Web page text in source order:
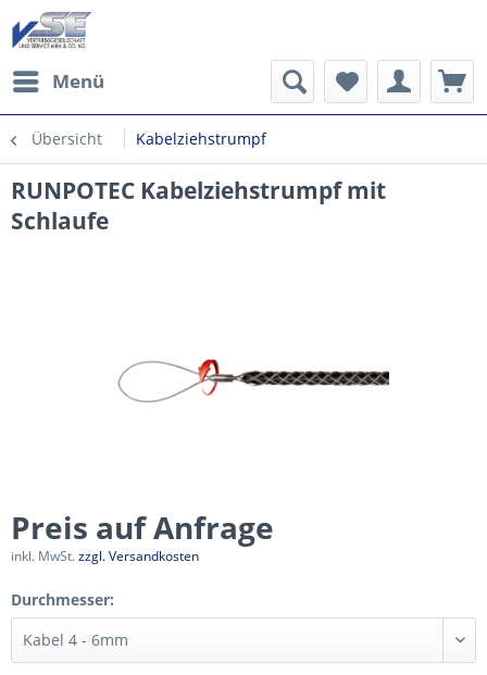
Menü
Übersicht Kabelziehstrumpf
RUNPOTEC Kabelziehstrumpf mit
Schlaufe
Preis auf Anfrage
inkl. MwSt.zzgl. Versandkosten
Durchmesser: